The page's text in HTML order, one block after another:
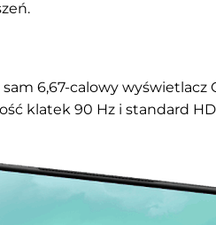
6,67-calowy wyświetlacz
klatek 90 Hz i standard